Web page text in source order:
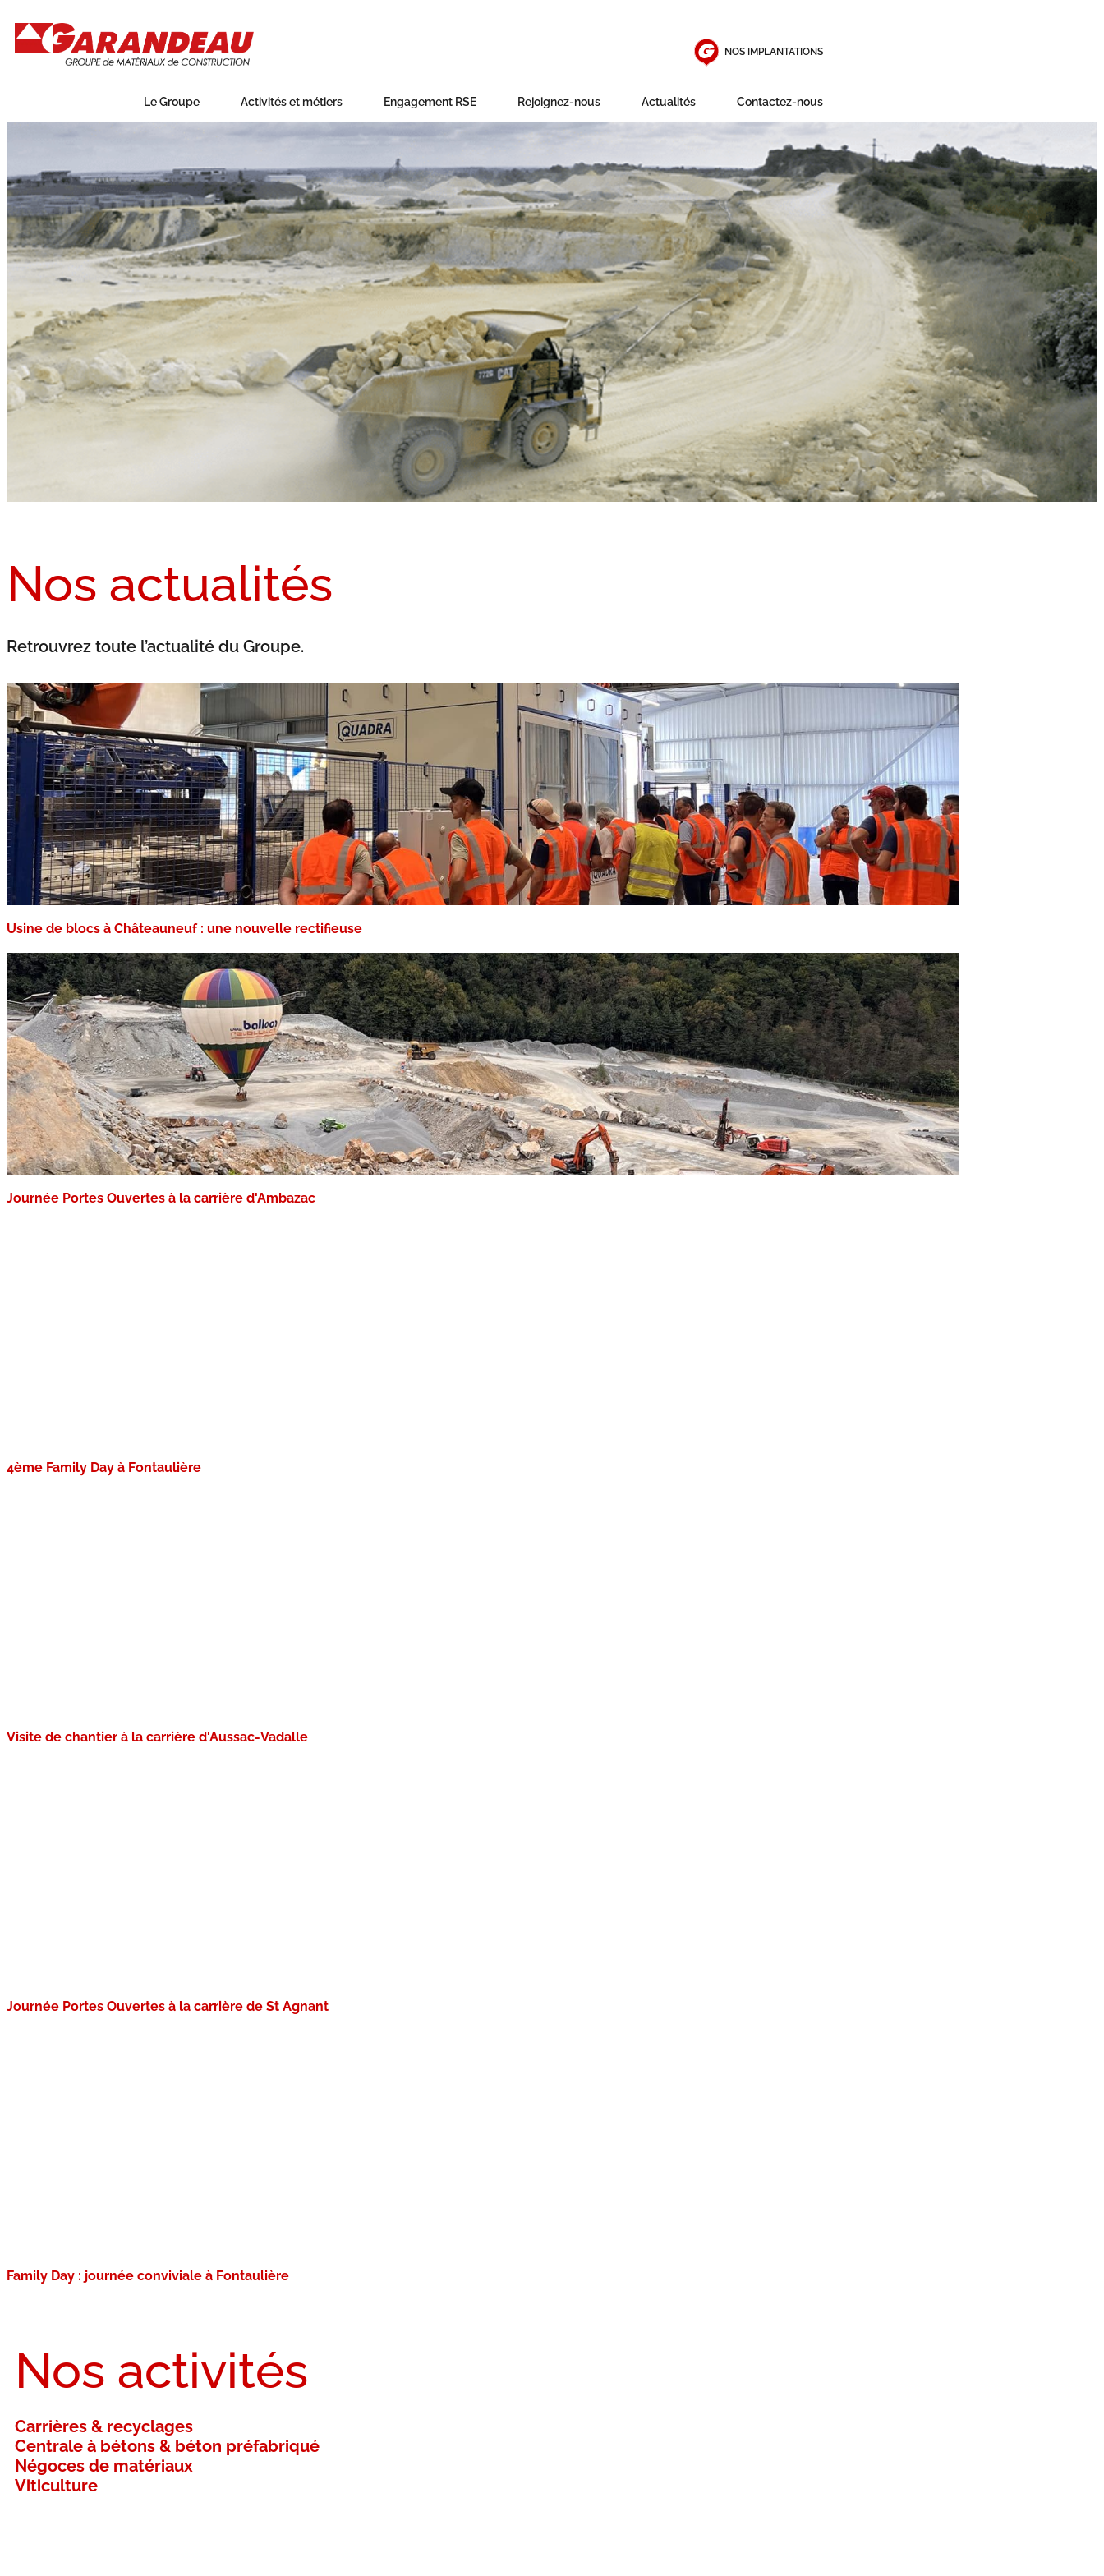
NOS IMPLANTATIONS
Le Groupe Activités et métiers Engagement RSE Rejoignez-nous Actualités Contactez-nous
Nos actualités
Retrouvrez toute l’actualité du Groupe.
Usine de blocs à Châteauneuf : une nouvelle rectifieuse
Journée Portes Ouvertes à la carrière d'Ambazac
4ème Family Day à Fontaulière
Visite de chantier à la carrière d'Aussac-Vadalle
Journée Portes Ouvertes à la carrière de St Agnant
Family Day : journée conviviale à Fontaulière
Nos activités
Carrières & recyclages
Centrale à bétons & béton préfabriqué
Négoces de matériaux
Viticulture